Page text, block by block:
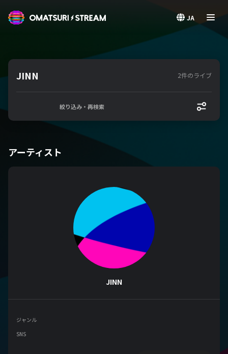
JA
JINN 2件のライブ
絞り込み・再検索
アーティスト
JINN
ジャンル
SNS